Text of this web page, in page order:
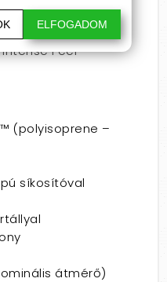
Intense Feel
(polyisoprene –
síkosítóval
átmérő)
ELFOGADOM